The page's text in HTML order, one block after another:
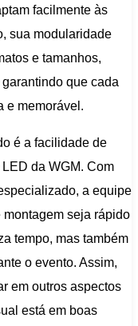
facilmente às
sua modularidade
e tamanhos,
que cada
e memorável.
é a facilidade de
da WGM. Com
a equipe
seja rápido
tempo, mas também
o evento. Assim,
em outros aspectos
está em boas